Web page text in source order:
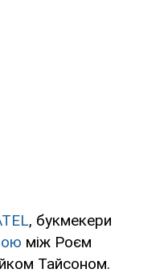
, букмекери
між Роєм
Тайсоном.